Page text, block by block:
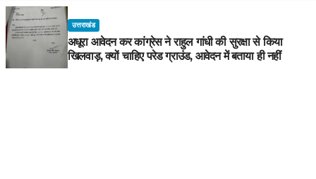
उत्तराखंड
अधूरा आवेदन कर कांग्रेस ने राहुल गांधी की सुरक्षा से किया
खिलवाड़, क्यों चाहिए परेड ग्राउंड, आवेदन में बताया ही नहीं